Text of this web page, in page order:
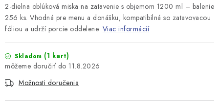
2-dielna oblúková miska na zatavenie s objemom 1200 ml – balenie
256 ks. Vhodná pre menu a donášku, kompatibilná so zatavovacou
fóliou a udrží porcie oddelene. Viac informácií
Skladom (1 kart)
11.8.2026
Možnosti doručenia